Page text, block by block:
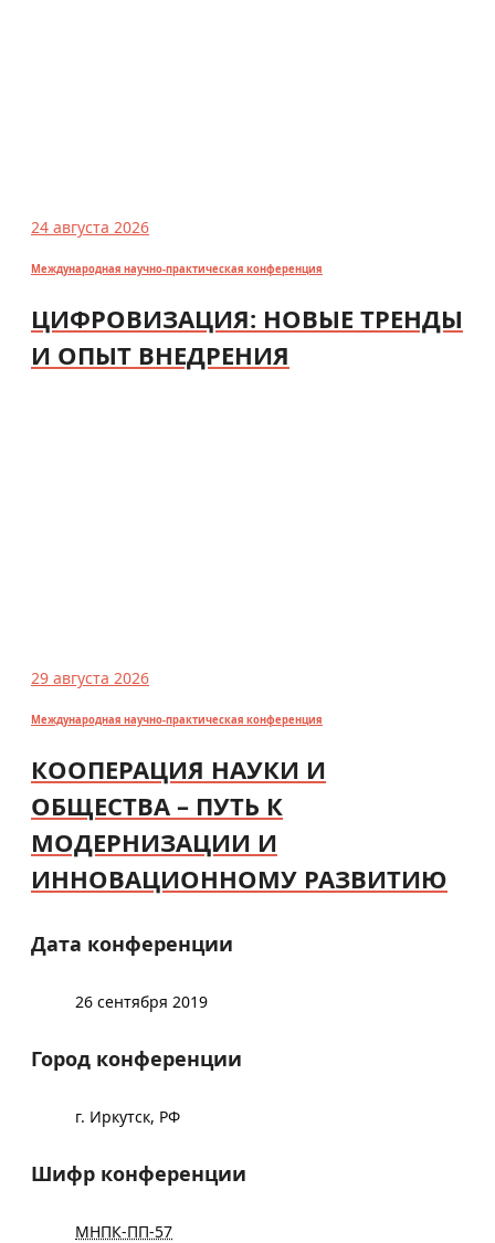
24 августа 2026
Международная научно-практическая конференция
ЦИФРОВИЗАЦИЯ: НОВЫЕ ТРЕНДЫ
И ОПЫТ ВНЕДРЕНИЯ
29 августа 2026
Международная научно-практическая конференция
КООПЕРАЦИЯ НАУКИ И
ОБЩЕСТВА – ПУТЬ К
МОДЕРНИЗАЦИИ И
ИННОВАЦИОННОМУ РАЗВИТИЮ
Дата конференции
26 сентября 2019
Город конференции
г. Иркутск, РФ
Шифр конференции
МНПК-ПП-57